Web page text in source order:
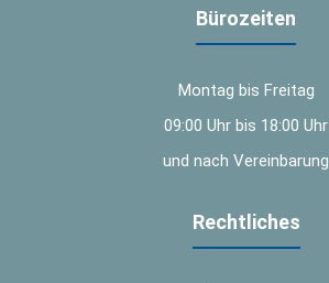
Bürozeiten
Montag bis Freitag
09:00 Uhr bis 18:00 Uhr
und nach Vereinbarung
Rechtliches